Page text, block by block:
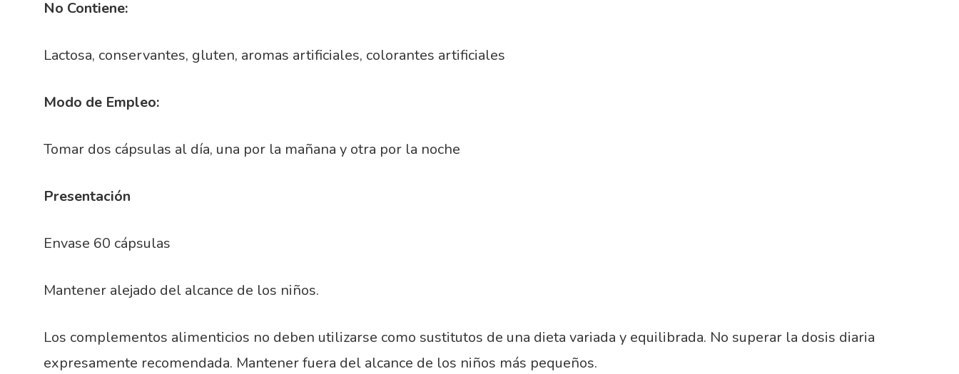
No Contiene:
Lactosa, conservantes, gluten, aromas artificiales, colorantes artificiales
Modo de Empleo:
Tomar dos cápsulas al día, una por la mañana y otra por la noche
Presentación
Envase 60 cápsulas
Mantener alejado del alcance de los niños.
Los complementos alimenticios no deben utilizarse como sustitutos de una dieta variada y equilibrada. No superar la dosis diaria
expresamente recomendada. Mantener fuera del alcance de los niños más pequeños.